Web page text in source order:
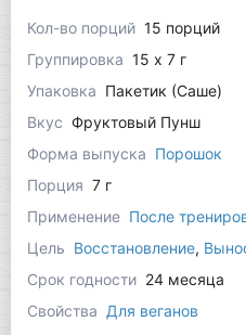
Кол-во порций 15 порций
Группировка 15 x 7 г
Упаковка Пакетик (Саше)
Вкус Фруктовый Пунш
Форма выпуска Порошок
Порция 7 г
Применение После
Цель Восстановление,
Срок годности 24 месяца
Свойства Для веганов